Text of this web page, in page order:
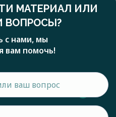
МАТЕРИАЛ ИЛИ
ВОПРОСЫ?
с нами, мы
вам помочь!